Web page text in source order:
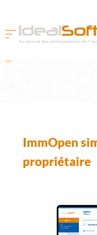
ImmOpen
propriétaire